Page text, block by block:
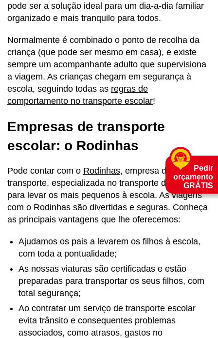
pode ser a solução ideal para um dia-a-dia familiar
organizado e mais tranquilo para todos.
Normalmente é combinado o ponto de recolha da
criança (que pode ser mesmo em casa), e existe
sempre um acompanhante adulto que supervisiona
a viagem. As crianças chegam em segurança à
escola, seguindo todas as regras de
comportamento no transporte escolar!
Empresas de transporte
escolar: o Rodinhas
Pode contar com o Rodinhas, empresa de
transporte, especializada no transporte de crianças,
para levar os mais pequenos à escola. As viagens
com o Rodinhas são divertidas e seguras. Conheça
as principais vantagens que lhe oferecemos:
Ajudamos os pais a levarem os filhos à escola,
com toda a pontualidade;
As nossas viaturas são certificadas e estão
preparadas para transportar os seus filhos, com
total segurança;
Ao contratar um serviço de transporte escolar
evita trânsito e consequentes problemas
associados, como atrasos, gastos no
Pedir
orçamento
GRÁTIS